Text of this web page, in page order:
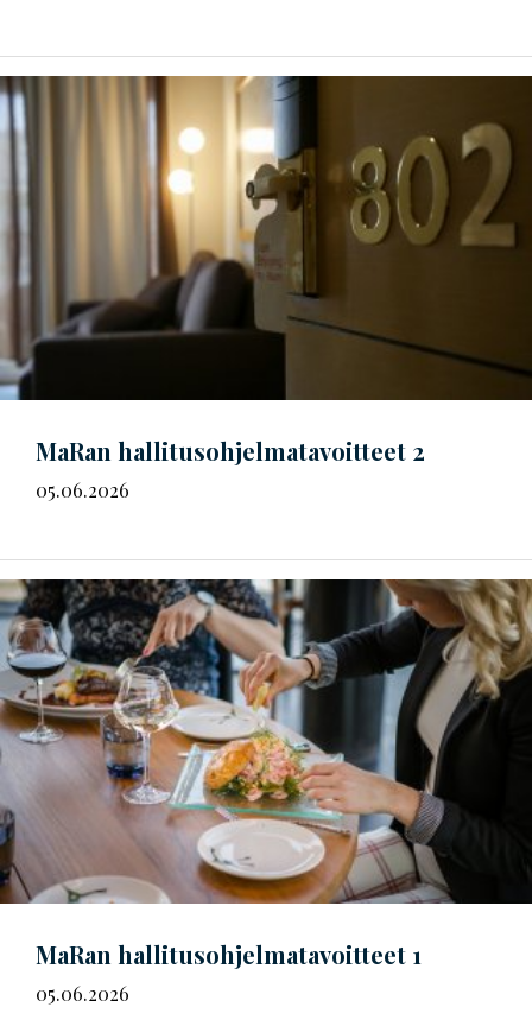
MaRan hal­li­tus­oh­jel­ma­ta­voit­teet 2
05.06.2026
MaRan hal­li­tus­oh­jel­ma­ta­voit­teet 1
05.06.2026